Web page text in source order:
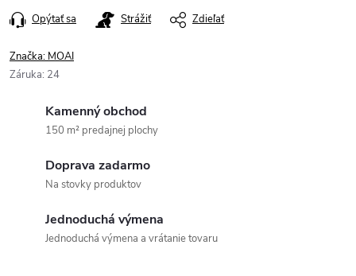
Opýtať sa Strážiť Zdieľať
Značka: MOAI
Záruka: 24
Kamenný obchod
150 m² predajnej plochy
Doprava zadarmo
Na stovky produktov
Jednoduchá výmena
Jednoduchá výmena a vrátanie tovaru